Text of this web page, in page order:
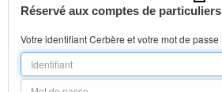
Réservé aux comptes de particuliers
Votre identifiant Cerbère et votre mot de passe